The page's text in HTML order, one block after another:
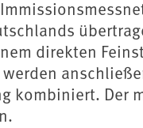
direkten
werden
kombiniert. Der